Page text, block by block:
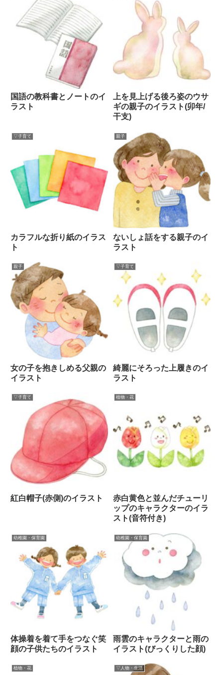
国語の教科書とノートのイ
ラスト
上を見上げる後ろ姿のウサ
ギの親子のイラスト(卯年/
干支)
▽子育て
カラフルな折り紙のイラス
ト
親子
ないしょ話をする親子のイ
ラスト
親子
女の子を抱きしめる父親の
イラスト
▽子育て
綺麗にそろった上履きのイ
ラスト
▽子育て
紅白帽子(赤側)のイラスト
植物・花
赤白黄色と並んだチューリ
ップのキャラクターのイラ
スト(音符付き)
幼稚園・保育園
体操着を着て手をつなぐ笑
顔の子供たちのイラスト
幼稚園・保育園
雨雲のキャラクターと雨の
イラスト(びっくりした顔)
植物・花 ▽人物・生活